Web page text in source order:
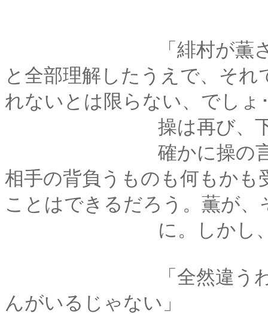
「緋村が薫さんに逢
と全部理解したうえで、そ
れないとは限らない、でしょ
操は再び、下をむ
確かに操の言うとお
相手の背負うものも何もか
ことはできるだろう。薫が
に。しかし、薫は
「全然違うわよ。だ
んがいるじゃない」